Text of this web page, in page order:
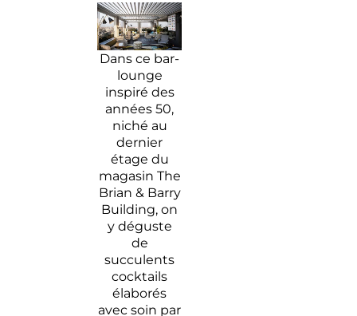
Dans ce bar-
lounge
inspiré des
années 50,
niché au
dernier
étage du
magasin The
Brian & Barry
Building, on
y déguste
de
succulents
cocktails
élaborés
avec soin par